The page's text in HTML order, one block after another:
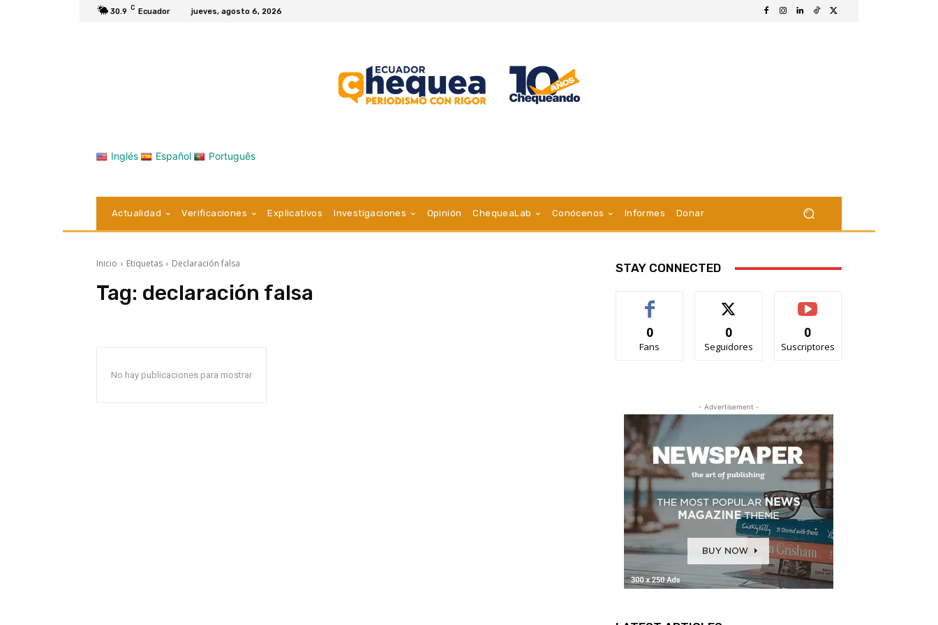
30.9 C Ecuador jueves, agosto 6, 2026
Inglés Español Português
Actualidad Verificaciones Explicativos Investigaciones Opinión ChequeaLab Conócenos Informes Donar
Inicio Etiquetas Declaración falsa
Tag: declaración falsa
No hay publicaciones para mostrar
STAY CONNECTED
0
Fans
0
Seguidores
0
Suscriptores
- Advertisement -